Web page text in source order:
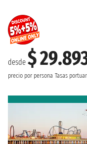
desde $
precio por persona Tasas